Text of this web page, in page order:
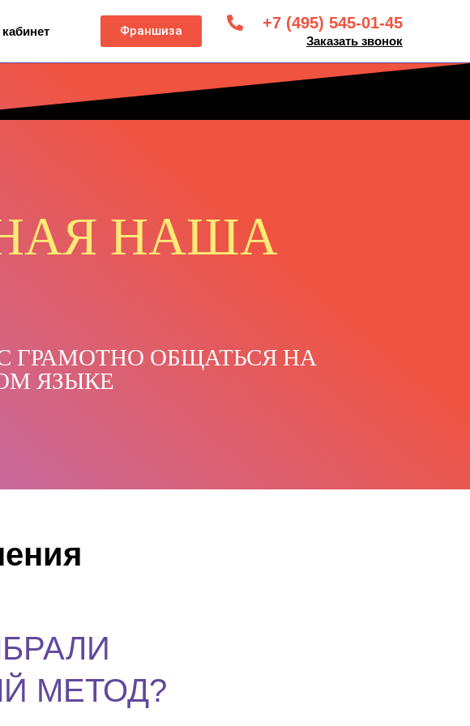
Франшиза +7 (495) 545-01-45
Заказать звонок
НАША
ГРАМОТНО ОБЩАТЬСЯ НА
ЯЗЫКЕ
МЕТОД?